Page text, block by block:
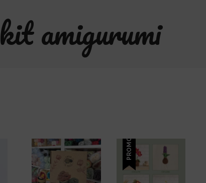
kit amigurumi
PROMO !